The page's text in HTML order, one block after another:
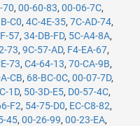
70, 00-60-83, 00-06-7C,
C0, 4C-4E-35, 7C-AD-74,
57, 34-DB-FD, 5C-A4-8A,
73, 9C-57-AD, F4-EA-67,
73, C4-64-13, 70-CA-9B,
CB, 68-BC-0C, 00-07-7D,
1D, 50-3D-E5, D0-57-4C,
F2, 54-75-D0, EC-C8-82,
45, 00-26-99, 00-23-EA,